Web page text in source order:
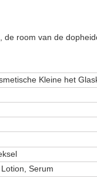
room van de
Kleine het
Serum